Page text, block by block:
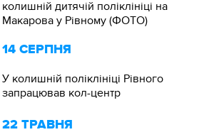
колишній дитячій поліклініці на
Макарова у Рівному (ФОТО)
14 СЕРПНЯ
У колишній поліклініці Рівного
запрацював кол-центр
22 ТРАВНЯ